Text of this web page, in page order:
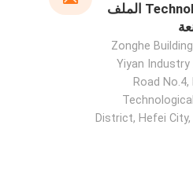
Technology Co., Ltd الملف
301 Zonghe
Yiyan Industry
Road
District, Hefei